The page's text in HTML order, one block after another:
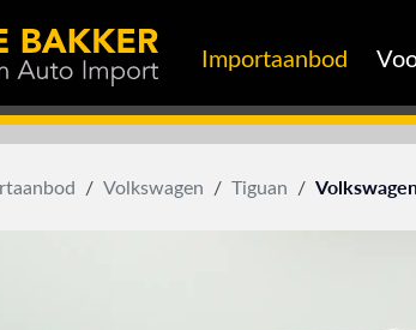
Importaanbod
Volkswagen Tiguan